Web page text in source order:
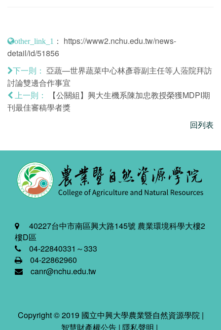
other_link_1 ： https://www2.nchu.edu.tw/news-
detail/id/51856
下一則：
亞蔬—世界蔬菜中心林彥蓉副主任等人蒞院拜訪
討論雙邊合作事宜
上一則：
【公關組】興大生機系陳加忠教授榮獲MDPI期
刊最佳審稿學者獎
回列表
40227台中市南區興大路145號 農業環境科學大樓2
樓D區
04-22840331～333
04-22862960
canr@nchu.edu.tw
Copyright © 2019 國立中興大學農業暨自然資源學院 |
智慧財產權公告 | 隱私聲明 |